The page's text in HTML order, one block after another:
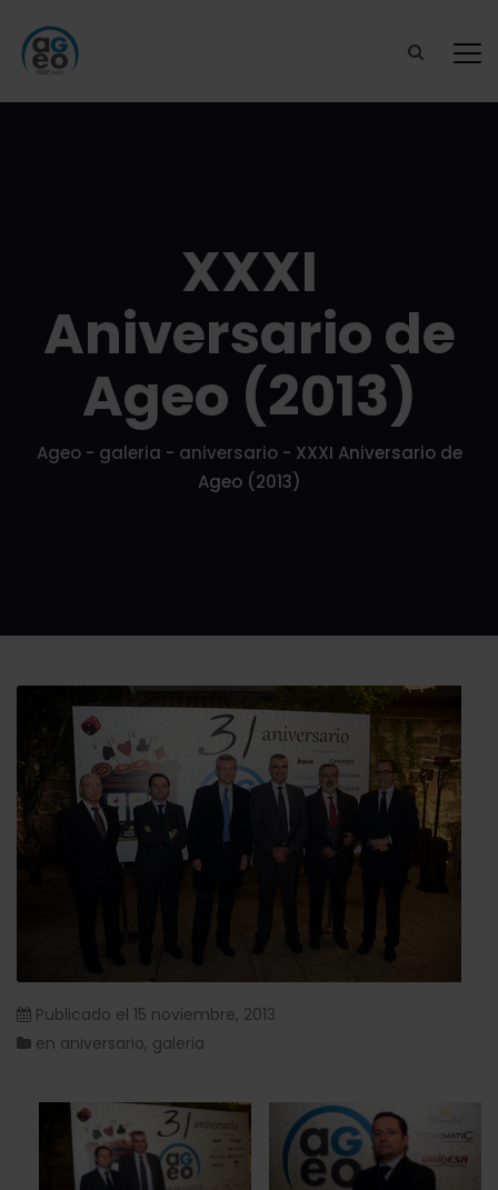
XXXI
Aniversario de
Ageo (2013)
Ageo- galeria - aniversario- XXXI Aniversario de
Ageo (2013)
Publicado el 15 noviembre, 2013
en aniversario, galeria